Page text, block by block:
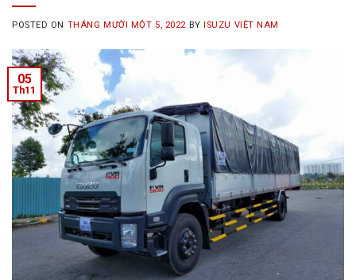
POSTED ON THÁNG MƯỜI MỘT 5, 2022 BYISUZU VIỆT NAM
05
Th11